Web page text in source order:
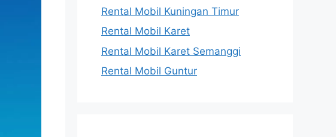
Rental Mobil Kuningan Timur
Rental Mobil Karet
Rental Mobil Karet Semanggi
Rental Mobil Guntur